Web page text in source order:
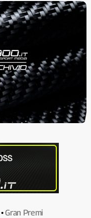
•Gran Premi